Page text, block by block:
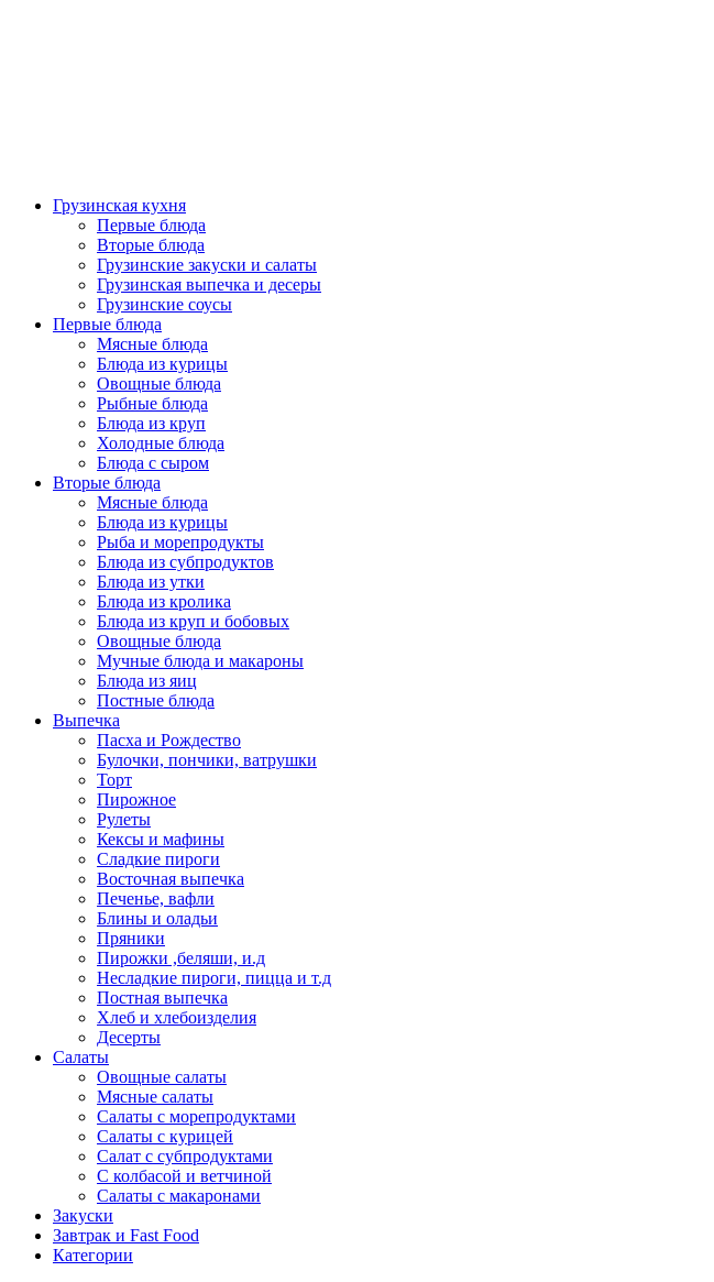
Грузинская кухня
Первые блюда
Вторые блюда
Грузинские закуски и салаты
Грузинская выпечка и десеры
Грузинские соусы
Первые блюда
Мясные блюда
Блюда из курицы
Овощные блюда
Рыбные блюда
Блюда из круп
Холодные блюда
Блюда с сыром
Вторые блюда
Мясные блюда
Блюда из курицы
Рыба и морепродукты
Блюда из субпродуктов
Блюда из утки
Блюда из кролика
Блюда из круп и бобовых
Овощные блюда
Мучные блюда и макароны
Блюда из яиц
Постные блюда
Выпечка
Пасха и Рождество
Булочки, пончики, ватрушки
Торт
Пирожное
Рулеты
Кексы и мафины
Сладкие пироги
Восточная выпечка
Печенье, вафли
Блины и оладьи
Пряники
Пирожки ,беляши, и.д
Несладкие пироги, пицца и т.д
Постная выпечка
Хлеб и хлебоизделия
Десерты
Салаты
Овощные салаты
Мясные салаты
Салаты с морепродуктами
Салаты с курицей
Салат с субпродуктами
С колбасой и ветчиной
Салаты с макаронами
Закуски
Завтрак и Fast Food
Категории